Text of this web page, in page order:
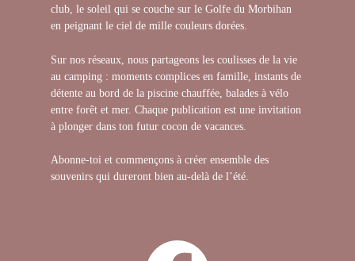
club, le soleil qui se couche sur le Golfe du Morbihan
en peignant le ciel de mille couleurs dorées.
Sur nos réseaux, nous partageons les coulisses de la vie
au camping : moments complices en famille, instants de
détente au bord de la piscine chauffée, balades à vélo
entre forêt et mer. Chaque publication est une invitation
à plonger dans ton futur cocon de vacances.
Abonne-toi et commençons à créer ensemble des
souvenirs qui dureront bien au-delà de l’été.